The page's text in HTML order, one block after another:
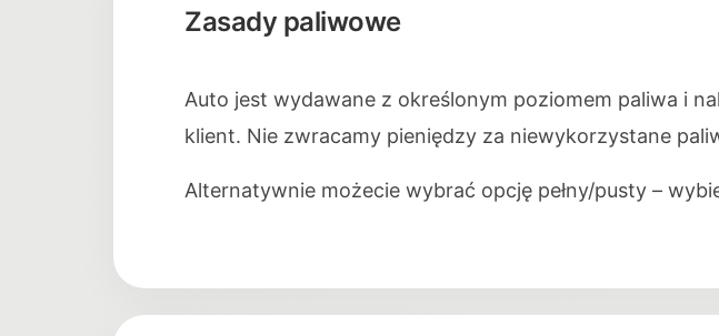
Zasady paliwowe
Auto jest wydawane z określonym poziomem paliwa i
klient. Nie zwracamy pieniędzy za niewykorzystane
Alternatywnie możecie wybrać opcję pełny/pusty –